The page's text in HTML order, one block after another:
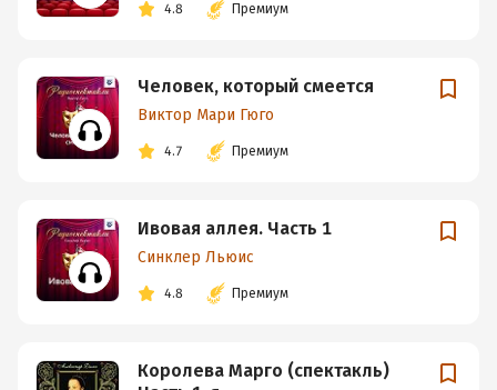
4.8 Премиум
Человек, который смеется
Виктор Мари Гюго
4.7 Премиум
Ивовая аллея. Часть 1
Синклер Льюис
4.8 Премиум
Королева Марго (спектакль)